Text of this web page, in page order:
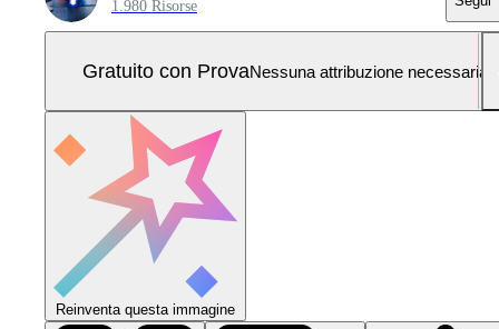
1.980 Risorse
Gratuito con ProvaNessuna attribuzione necessaria
Reinventa questa immagine